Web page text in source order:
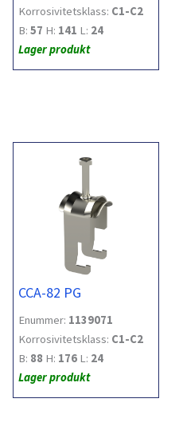
Korrosivitetsklass: C1-C2
B: 57 H: 141 L: 24
Lager produkt
CCA-82 PG
Enummer: 1139071
Korrosivitetsklass: C1-C2
B: 88 H: 176 L: 24
Lager produkt